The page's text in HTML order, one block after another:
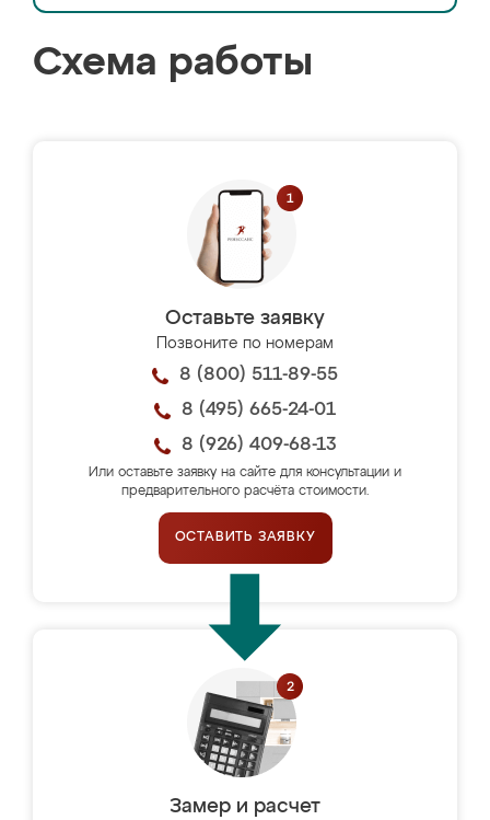
Схема работы
Оставьте заявку
Позвоните по номерам
8 (800) 511-89-55
8 (495) 665-24-01
8 (926) 409-68-13
Или оставьте заявку на сайте для консультации и
предварительного расчёта стоимости.
ОСТАВИТЬ ЗАЯВКУ
Замер и расчет